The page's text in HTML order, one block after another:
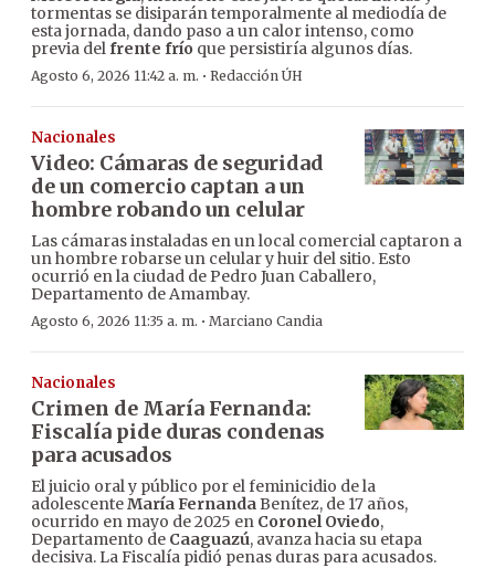
tormentas se disiparán temporalmente al mediodía de
esta jornada, dando paso a un calor intenso, como
previa delfrente frío que persistiría algunos días.
Agosto 6, 2026 11:42 a. m. · Redacción ÚH
Nacionales
Video: Cámaras de seguridad
de un comercio captan a un
hombre robando un celular
Las cámaras instaladas en un local comercial captaron a
un hombre robarse un celular y huir del sitio. Esto
ocurrió en la ciudad de Pedro Juan Caballero,
Departamento de Amambay.
Agosto 6, 2026 11:35 a. m. · Marciano Candia
Nacionales
Crimen de María Fernanda:
Fiscalía pide duras condenas
para acusados
El juicio oral y público por el feminicidio de la
adolescenteMaría FernandaBenítez, de 17 años,
ocurrido en mayo de 2025 en Coronel Oviedo,
Departamento de Caaguazú, avanza hacia su etapa
decisiva. La Fiscalía pidió penas duras para acusados.